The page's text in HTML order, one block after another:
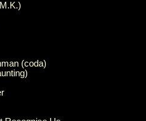
(coda)